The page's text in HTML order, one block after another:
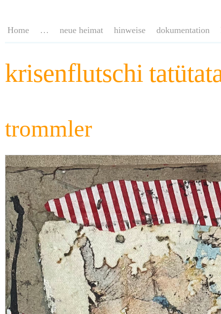
Home … neue heimat hinweise dokumentation
krisenflutschi
trommler